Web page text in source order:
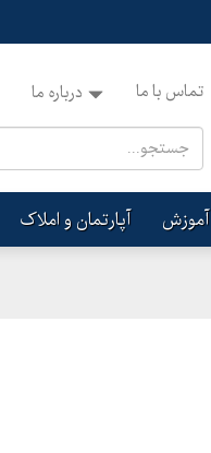
تماس با ما درباره ما
آموزش آپارتمان و املاک